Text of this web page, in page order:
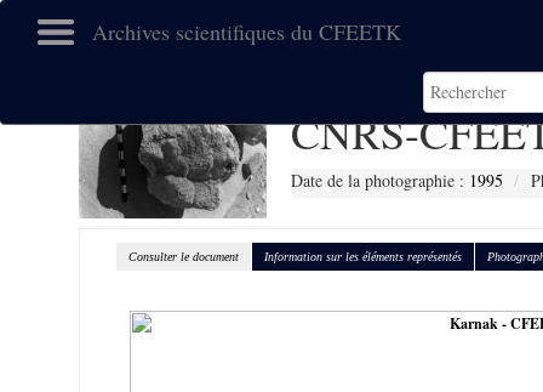
Archives scientifiques du CFEETK
CNRS-
Date de la photographie : 1995
Consulter le document Information sur les éléments représentés